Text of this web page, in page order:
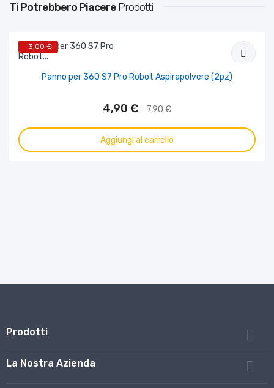
Ti Potrebbero PiacereProdotti
-3,00 €
Panno per 360 S7 Pro Robot Aspirapolvere (2pz)
4,90 € 7,90 €
Aggiungi al carrello
Prodotti 
La Nostra Azienda 